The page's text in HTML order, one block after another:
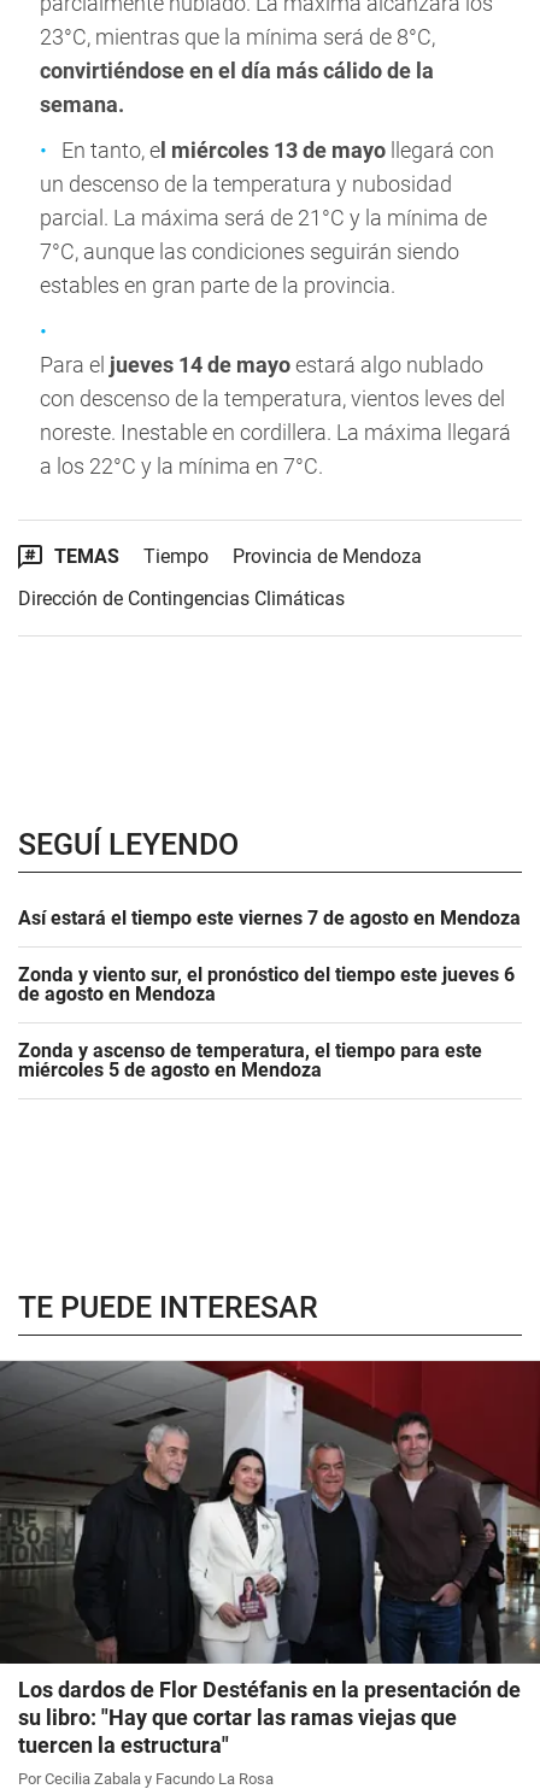
23°C, mientras que la mínima será de 8°C,
convirtiéndose en el día más cálido de la
semana.
En tanto, e l miércoles 13 de mayo llegará con
un descenso de la temperatura y nubosidad
parcial. La máxima será de 21°C y la mínima de
7°C, aunque las condiciones seguirán siendo
estables en gran parte de la provincia.
Para el jueves 14 de mayoestará algo nublado
con descenso de la temperatura, vientos leves del
noreste. Inestable en cordillera. La máxima llegará
a los 22°C y la mínima en 7°C.
TEMAS Tiempo
Provincia de Mendoza
Dirección de Contingencias Climáticas
SEGUÍ LEYENDO
Así estará el tiempo este viernes 7 de agosto en Mendoza
Zonda y viento sur, el pronóstico del tiempo este jueves 6
de agosto en Mendoza
Zonda y ascenso de temperatura, el tiempo para este
miércoles 5 de agosto en Mendoza
TE PUEDE INTERESAR
Los dardos de Flor Destéfanis en la presentación de
su libro: "Hay que cortar las ramas viejas que
tuercen la estructura"
Por Cecilia Zabala y Facundo La Rosa